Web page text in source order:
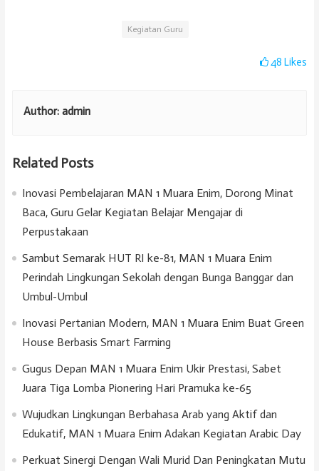
Kegiatan Guru
48Likes
Author: admin
Related Posts
Inovasi Pembelajaran MAN 1 Muara Enim, Dorong Minat
Baca, Guru Gelar Kegiatan Belajar Mengajar di
Perpustakaan
Sambut Semarak HUT RI ke-81, MAN 1 Muara Enim
Perindah Lingkungan Sekolah dengan Bunga Banggar dan
Umbul-Umbul
Inovasi Pertanian Modern, MAN 1 Muara Enim Buat Green
House Berbasis Smart Farming
Gugus Depan MAN 1 Muara Enim Ukir Prestasi, Sabet
Juara Tiga Lomba Pionering Hari Pramuka ke-65
Wujudkan Lingkungan Berbahasa Arab yang Aktif dan
Edukatif, MAN 1 Muara Enim Adakan Kegiatan Arabic Day
Perkuat Sinergi Dengan Wali Murid Dan Peningkatan Mutu